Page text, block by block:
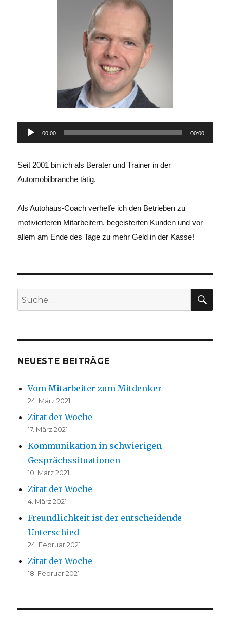
Audio-
Player
00:00 00:00
Seit 2001 bin ich als Berater und Trainer in der
Automobilbranche tätig.
Als Autohaus-Coach verhelfe ich den Betrieben zu
motivierteren Mitarbeitern, begeisterten Kunden und vor
allem am Ende des Tage zu mehr Geld in der Kasse!
Suche
nach:
NEUESTE BEITRÄGE
Vom Mitarbeiter zum Mitdenker
24. März 2021
Zitat der Woche
17. März 2021
Kommunikation in schwierigen
Gesprächssituationen
10. März 2021
Zitat der Woche
4. März 2021
Freundlichkeit ist der entscheidende
Unterschied
24. Februar 2021
Zitat der Woche
18. Februar 2021